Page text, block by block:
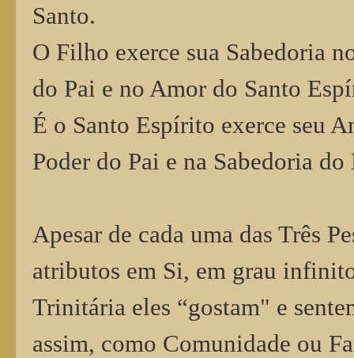
Santo.
O Filho exerce sua Sabedoria
do Pai e no Amor do Santo
É o Santo Espírito exerce seu
Poder do Pai e na Sabedoria
Apesar de cada uma das Três
atributos em Si, em grau
Trinitária eles “gostam" e
assim, como Comunidade ou